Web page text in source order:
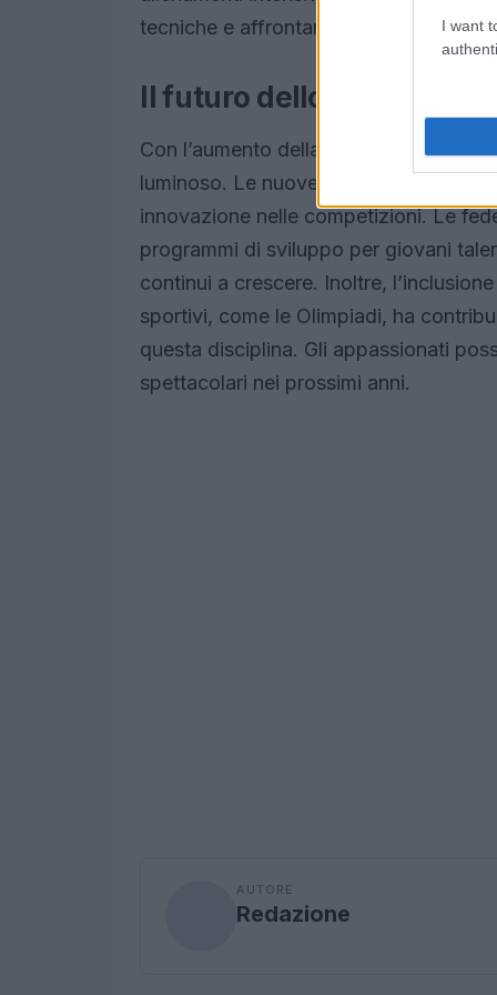
I want
tecniche e affrontare al meglio le
Il futuro dello snowboard
Con l’aumento della popolarità di
luminoso. Le nuove generazioni di
innovazione nelle competizioni. Le
programmi di sviluppo per giovani
continui a crescere. Inoltre,
sportivi, come le Olimpiadi, ha
questa disciplina. Gli appassionati
spettacolari nei prossimi anni.
AUTORE
Redazione